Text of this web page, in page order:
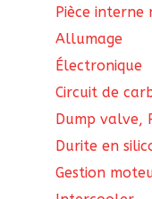
Pièce interne
Allumage
Électronique
Circuit de
Dump valve,
Durite en
Gestion